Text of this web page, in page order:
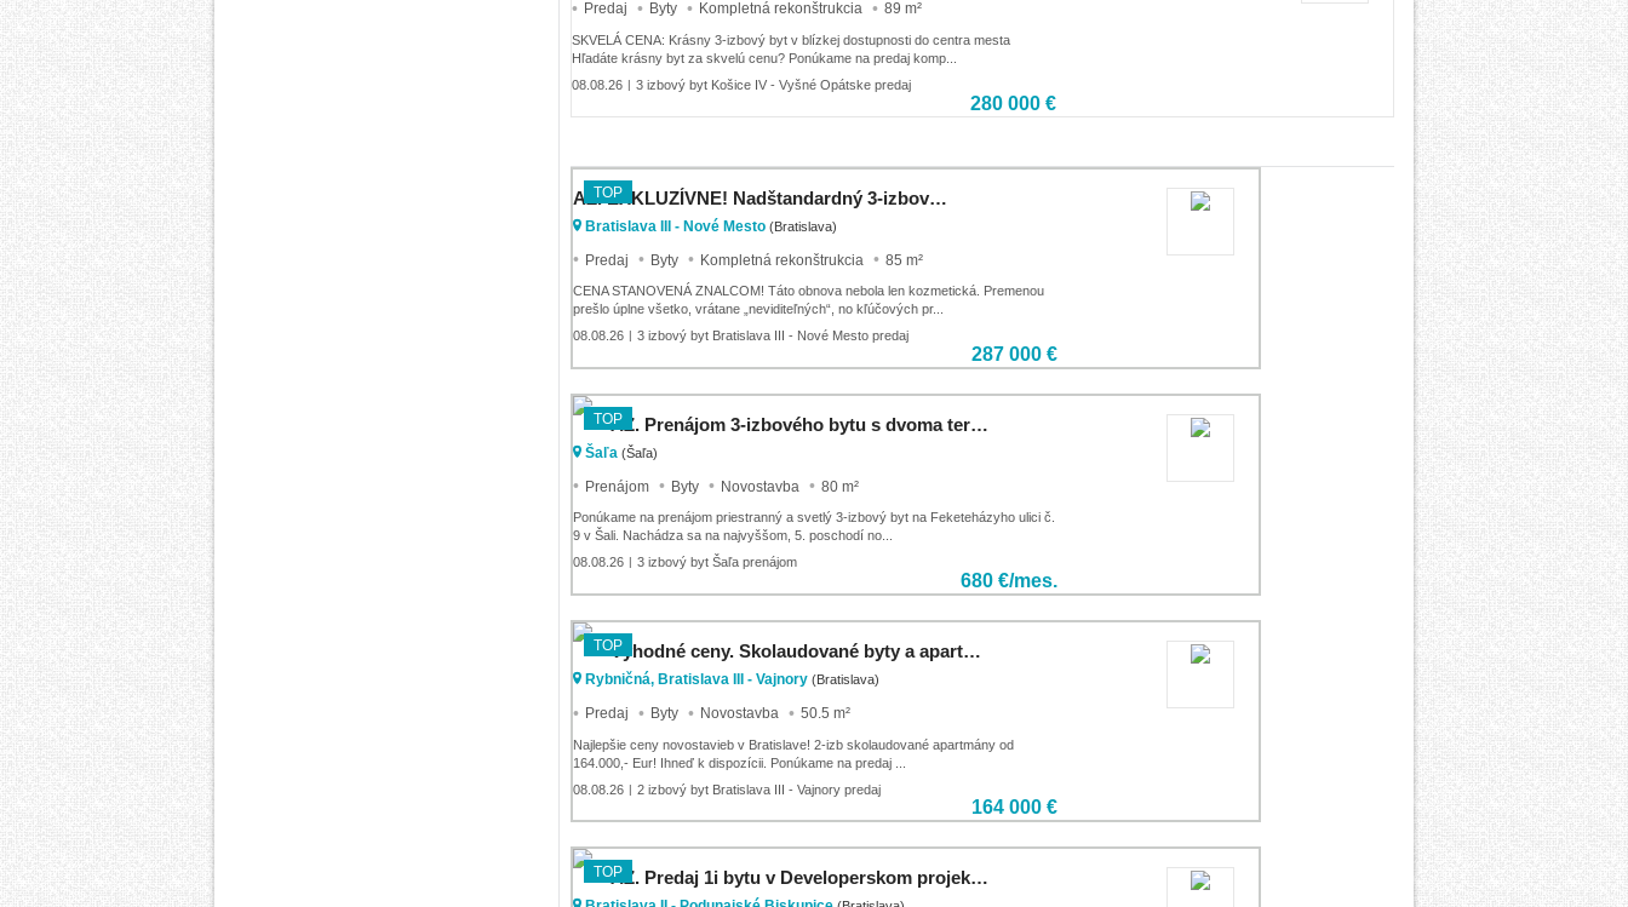
Predaj Byty Kompletná rekonštrukcia 89 m²
SKVELÁ CENA: Krásny 3-izbový byt v blízkej dostupnosti do centra mesta
Hľadáte krásny byt za skvelú cenu? Ponúkame na predaj komp...
08.08.26 | 3 izbový byt Košice IV - Vyšné Opátske predaj
280 000 €
TOP AZ. EXKLUZÍVNE! Nadštandardný 3-izbový byt po kompletnej rekonštrukcii s výhľadom na Malé Karpaty
Bratislava III - Nové Mesto (Bratislava)
Predaj Byty Kompletná rekonštrukcia 85 m²
CENA STANOVENÁ ZNALCOM! Táto obnova nebola len kozmetická. Premenou
prešlo úplne všetko, vrátane „neviditeľných“, no kľúčových pr...
08.08.26 | 3 izbový byt Bratislava III - Nové Mesto predaj
287 000 €
TOP AZ. Prenájom 3-izbového bytu s dvoma terasami – Šaľa
Šaľa (Šaľa)
Prenájom Byty Novostavba 80 m²
Ponúkame na prenájom priestranný a svetlý 3-izbový byt na Feketeházyho ulici č.
9 v Šali. Nachádza sa na najvyššom, 5. poschodí no...
08.08.26
3 izbový byt Šaľa prenájom
680 €/mes.
TOP Výhodné ceny. Skolaudované byty a apartmány vo Vajnoroch.
Rybničná, Bratislava III - Vajnory (Bratislava)
Predaj Byty Novostavba 50.5 m²
Najlepšie ceny novostavieb v Bratislave! 2-izb skolaudované apartmány od
164.000,- Eur! Ihneď k dispozícii. Ponúkame na predaj ...
08.08.26 | 2 izbový byt Bratislava III - Vajnory predaj
164 000 €
TOP AZ. Predaj 1i bytu v Developerskom projekte Podzáhradná